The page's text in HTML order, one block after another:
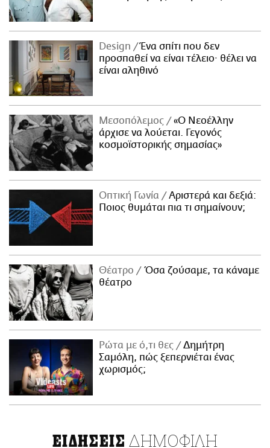
Design
Ένα σπίτι που δεν
προσπαθεί να είναι τέλειο· θέλει να
είναι αληθινό
Μεσοπόλεμος
«Ο Νεοέλλην
άρχισε να λούεται. Γεγονός
κοσμοϊστορικής σημασίας»
Οπτική Γωνία
Αριστερά και δεξιά:
Ποιος θυμάται πια τι σημαίνουν;
Θέατρο
Όσα ζούσαμε, τα κάναμε
θέατρο
Ρώτα με ό,τι θες
Δημήτρη
Σαμόλη, πώς ξεπερνιέται ένας
χωρισμός;
ΕΙΔΗΣΕΙΣ ΔΗΜΟΦΙΛΗ